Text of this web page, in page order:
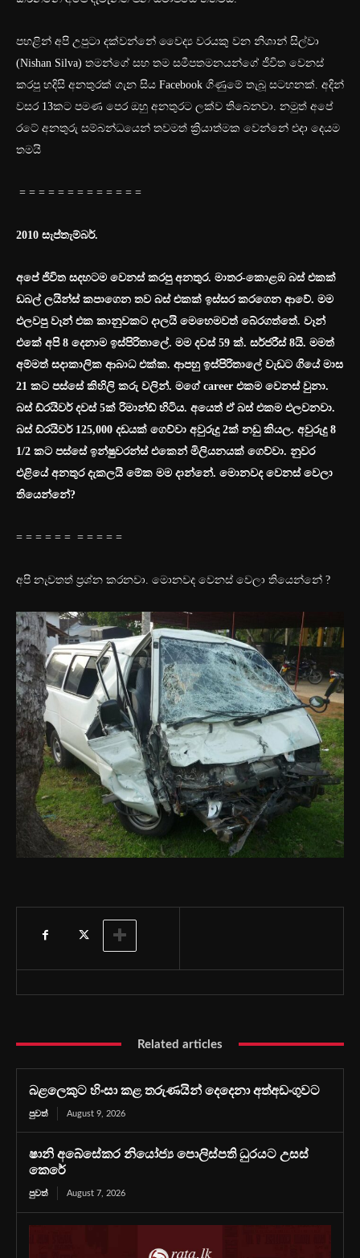
පහළින් අපි උපුටා දක්වන්නේ වෛද්‍ය වරයකු වන නිශාන් සිල්වා
(Nishan Silva) තමන්ගේ සහ තම සමීපතමනයන්ගේ ජීවිත වෙනස්
කරපු හදිසි අනතුරක් ගැන සිය Facebook ගිණුමේ තැබූ සටහනක්. අදින්
වසර 13කට පමණ පෙර ඔහු අනතුරට ලක්ව තිබෙනවා. නමුත් අපේ
රටේ අනතුරු සම්බන්ධයෙන් තවමත් ක්‍රියාත්මක වෙන්නේ එදා දෙයම
තමයි
= = = = = = = = = = = = =
2010 සැප්තැම්බර්.
අපේ ජිවිත සදහටම වෙනස් කරපු අනතුර. මාතර-කොළඹ බස් එකක්
ඩබල් ලයින්ස් කපාගෙන තව බස් එකක් ඉස්සර කරගෙන ආවේ. මම
එලවපු වෑන් එක කානුවකට දාලයි මෙහෙමවත් බේරගත්තේ. වෑන්
එකේ අපි 8 දෙනාම ඉස්පිරිතාලේ. මම දවස් 59 ක්. සර්ජරීස් 8යි. මමත්
අම්මත් සදාකාලික ආබාධ එක්ක. ආපහු ඉස්පිරිතාලේ වැඩට ගියේ මාස
21 කට පස්සේ කිහිලි කරු වලින්. මගේ career එකම වෙනස් වුනා.
බස් ඩ්රයිවර් දවස් 5ක් රිමාන්ඩ් හිටිය. අයෙත් ඒ බස් එකම එලවනවා.
බස් ඩ්රයිවර් 125,000 දඩයක් ගෙව්වා අවුරුදු 2ක් නඩු කියල. අවුරුදු 8
1/2 කට පස්සේ ඉන්ෂුවරන්ස් එකෙන් මිලියනයක් ගෙව්වා. නුවර
එළියේ අනතුර දැකලයි මේක මම දාන්නේ. මොනවද වෙනස් වෙලා
තියෙන්නේ?
= = = = = = = = = = =
අපි නැවතත් ප්‍රශ්න කරනවා. මොනවද වෙනස් වෙලා තියෙන්නේ ?
Related articles
බළලෙකුට හිංසා කළ තරුණයින් දෙදෙනා අත්අඩංගුවට
පුවත් August 9, 2026
ෂානි අබේසේකර නියෝජ්‍ය පොලිස්පති ධුරයට උසස්
කෙරේ
පුවත් August 7, 2026